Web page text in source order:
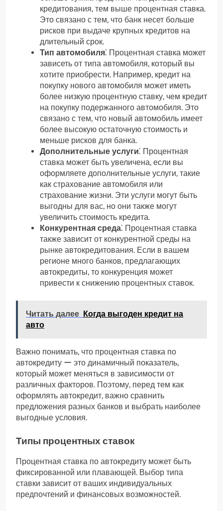
кредитования, тем выше процентная ставка.
Это связано с тем, что банк несет больше
рисков при выдаче крупных кредитов на
длительный срок.
Тип автомобиля⁚ Процентная ставка может
зависеть от типа автомобиля, который вы
хотите приобрести. Например, кредит на
покупку нового автомобиля может иметь
более низкую процентную ставку, чем кредит
на покупку подержанного автомобиля. Это
связано с тем, что новый автомобиль имеет
более высокую остаточную стоимость и
меньше рисков для банка.
Дополнительные услуги⁚ Процентная
ставка может быть увеличена, если вы
оформляете дополнительные услуги, такие
как страхование автомобиля или
страхование жизни. Эти услуги могут быть
выгодны для вас, но они также могут
увеличить стоимость кредита.
Конкурентная среда⁚ Процентная ставка
также зависит от конкурентной среды на
рынке автокредитования. Если в вашем
регионе много банков, предлагающих
автокредиты, то конкуренция может
привести к снижению процентных ставок.
Читать далее Когда выгоден кредит на
авто
Важно понимать, что процентная ставка по
автокредиту ー это динамичный показатель,
который может меняться в зависимости от
различных факторов. Поэтому, перед тем как
оформлять автокредит, важно сравнить
предложения разных банков и выбрать наиболее
выгодные условия.
Типы процентных ставок
Процентная ставка по автокредиту может быть
фиксированной или плавающей. Выбор типа
ставки зависит от ваших индивидуальных
предпочтений и финансовых возможностей.